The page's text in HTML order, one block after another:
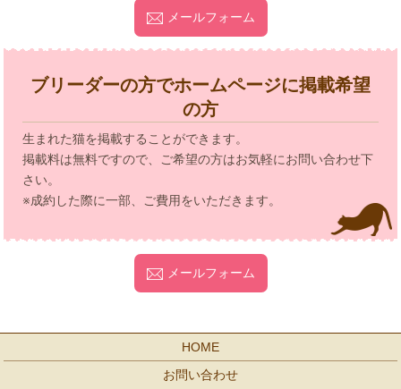
メールフォーム
ブリーダーの方でホームページに掲載希望
の方
生まれた猫を掲載することができます。
掲載料は無料ですので、ご希望の方はお気軽にお問い合わせ下
さい。
※成約した際に一部、ご費用をいただきます。
メールフォーム
HOME
お問い合わせ